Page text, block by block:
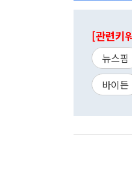
[관련키
뉴스핌
바이든